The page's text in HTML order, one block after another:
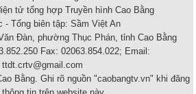
tử tổng hợp Truyền hình Cao Bằng
- Tổng biên tập: Sầm Việt An
Đàn, phường Thục Phán, tỉnh Cao Bằng
Fax: 02063.854.022; Email:
ttdt.crtv@gmail.com
Bằng. Ghi rõ nguồn "caobangtv.vn" khi đăng